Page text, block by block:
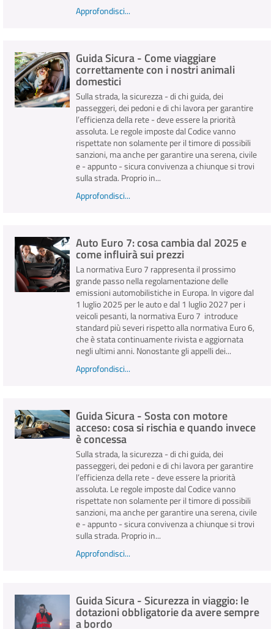
Approfondisci...
Guida Sicura - Come viaggiare
correttamente con i nostri animali
domestici
Sulla strada, la sicurezza - di chi guida, dei
passeggeri, dei pedoni e di chi lavora per garantire
l’efficienza della rete - deve essere la priorità
assoluta. Le regole imposte dal Codice vanno
rispettate non solamente per il timore di possibili
sanzioni, ma anche per garantire una serena, civile
e - appunto - sicura convivenza a chiunque si trovi
sulla strada. Proprio in...
Approfondisci...
Auto Euro 7: cosa cambia dal 2025 e
come influirà sui prezzi
La normativa Euro 7 rappresenta il prossimo
grande passo nella regolamentazione delle
emissioni automobilistiche in Europa. In vigore dal
1 luglio 2025 per le auto e dal 1 luglio 2027 per i
veicoli pesanti, la normativa Euro 7 introduce
standard più severi rispetto alla normativa Euro 6,
che è stata continuamente rivista e aggiornata
negli ultimi anni. Nonostante gli appelli dei...
Approfondisci...
Guida Sicura - Sosta con motore
acceso: cosa si rischia e quando invece
è concessa
Sulla strada, la sicurezza - di chi guida, dei
passeggeri, dei pedoni e di chi lavora per garantire
l’efficienza della rete - deve essere la priorità
assoluta. Le regole imposte dal Codice vanno
rispettate non solamente per il timore di possibili
sanzioni, ma anche per garantire una serena, civile
e - appunto - sicura convivenza a chiunque si trovi
sulla strada. Proprio in...
Approfondisci...
Guida Sicura - Sicurezza in viaggio: le
dotazioni obbligatorie da avere sempre
a bordo